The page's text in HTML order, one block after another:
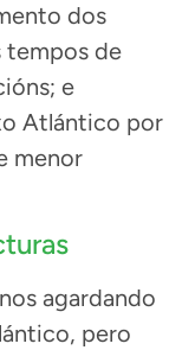
dos
tempos de
e
Atlántico por
menor
agardando
pero